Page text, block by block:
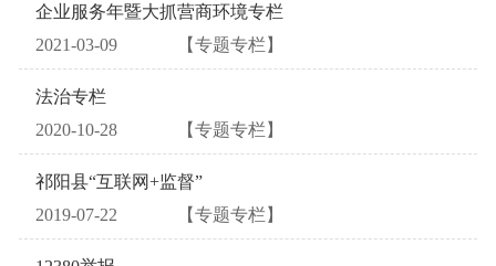
企业服务年暨大抓营商环境专栏
2021-03-09
【专题专栏】
法治专栏
2020-10-28
【专题专栏】
祁阳县“互联网+监督”
2019-07-22
【专题专栏】